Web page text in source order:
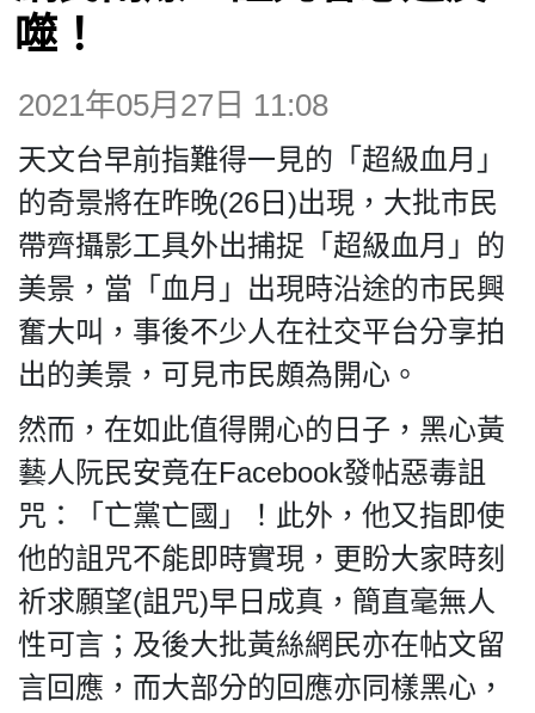
投票
視頻
昔日
系列
活動
關於我們
我們的立場
噬！
2021年05月27日 11:08
天文台早前指難得一見的「超級血月」
的奇景將在昨晚(26日)出現，大批市民
帶齊攝影工具外出捕捉「超級血月」的
美景，當「血月」出現時沿途的市民興
奮大叫，事後不少人在社交平台分享拍
出的美景，可見市民頗為開心。
然而，在如此值得開心的日子，黑心黃
藝人阮民安竟在Facebook發帖惡毒詛
咒：「亡黨亡國」！此外，他又指即使
他的詛咒不能即時實現，更盼大家時刻
祈求願望(詛咒)早日成真，簡直毫無人
性可言；及後大批黃絲網民亦在帖文留
言回應，而大部分的回應亦同樣黑心，